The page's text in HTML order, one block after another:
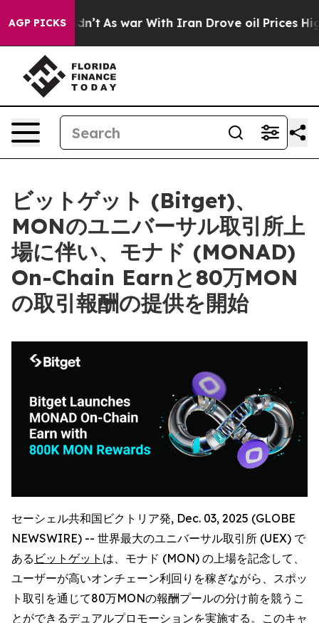
AGP PICKS
it Didn’t As war With Iran Drove oil Prices
ビットゲット (Bitget)、
MONのユニバーサル取引所上
場に伴い、モナド (MONAD)
On-Chain Earnと80万MON
の取引報酬の提供を開始
セーシェル共和国ビクトリア発, Dec. 03, 2025 (GLOBE
NEWSWIRE) -- 世界最大のユニバーサル取引所 (UEX) で
ある ビットゲット は、モナド (MON) の上場を記念して、
ユーザーが高いオンチェーン利回りを稼ぎながら、スポッ
ト取引を通じて80万MONの報酬プールの分け前を競うこ
とができるデュアルプロモーションを実施する。このキャ